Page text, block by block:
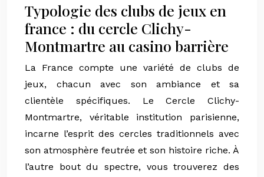
Typologie des clubs de jeux en
france : du cercle Clichy-
Montmartre au casino barrière
La France compte une variété de clubs de
jeux, chacun avec son ambiance et sa
clientèle spécifiques. Le Cercle Clichy-
Montmartre, véritable institution parisienne,
incarne l’esprit des cercles traditionnels avec
son atmosphère feutrée et son histoire riche. À
l’autre bout du spectre, vous trouverez des